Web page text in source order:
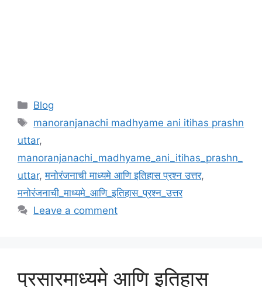
Categories
Blog
Tags
manoranjanachi madhyame ani itihas prashn
uttar,
manoranjanachi_madhyame_ani_itihas_prashn_
uttar,मनोरंजनाची माध्यमे आणि इतिहास प्रश्न उत्तर,
मनोरंजनाची_माध्यमे_आणि_इतिहास_प्रश्न_उत्तर
Leave a comment
प्रसारमाध्यमे आणि इतिहास